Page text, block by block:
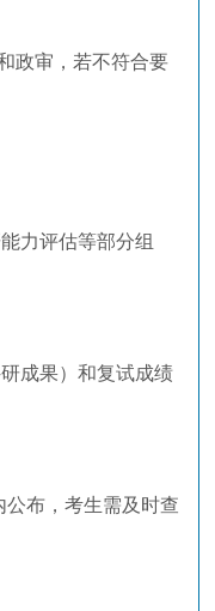
政审，若不符合要
力评估等部分组
成果）和复试成绩
公布，考生需及时查